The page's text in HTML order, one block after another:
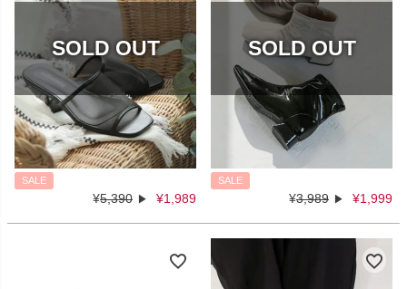
SALE
¥5,390 ¥1,989
SALE
¥3,989 ¥1,999